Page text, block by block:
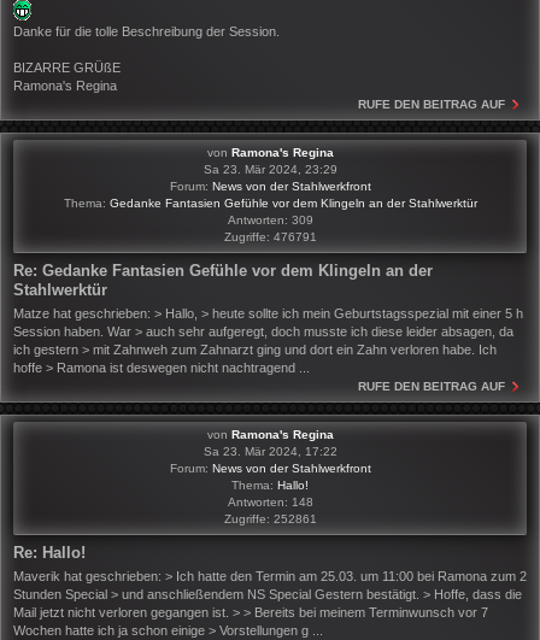
Danke für die tolle Beschreibung der Session.
BIZARRE GRÜßE
Ramona's Regina
RUFE DEN BEITRAG AUF
von Ramona's Regina
Sa 23. Mär 2024, 23:29
Forum: News von der Stahlwerkfront
Thema: Gedanke Fantasien Gefühle vor dem Klingeln an der Stahlwerktür
Antworten: 309
Zugriffe: 476791
Re: Gedanke Fantasien Gefühle vor dem Klingeln an der
Stahlwerktür
Matze hat geschrieben: > Hallo, > heute sollte ich mein Geburtstagsspezial mit einer 5 h
Session haben. War > auch sehr aufgeregt, doch musste ich diese leider absagen, da
ich gestern > mit Zahnweh zum Zahnarzt ging und dort ein Zahn verloren habe. Ich
hoffe > Ramona ist deswegen nicht nachtragend ...
RUFE DEN BEITRAG AUF
von Ramona's Regina
Sa 23. Mär 2024, 17:22
Forum: News von der Stahlwerkfront
Thema: Hallo!
Antworten: 148
Zugriffe: 252861
Re: Hallo!
Maverik hat geschrieben: > Ich hatte den Termin am 25.03. um 11:00 bei Ramona zum 2
Stunden Special > und anschließendem NS Special Gestern bestätigt. > Hoffe, dass die
Mail jetzt nicht verloren gegangen ist. > > Bereits bei meinem Terminwunsch vor 7
Wochen hatte ich ja schon einige > Vorstellungen g ...